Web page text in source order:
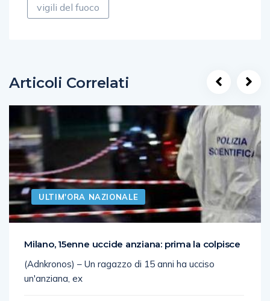
vigili del fuoco
Articoli Correlati
ULTIM'ORA NAZIONALE
Milano, 15enne uccide anziana: prima la colpisce
(Adnkronos) – Un ragazzo di 15 anni ha ucciso
un'anziana, ex